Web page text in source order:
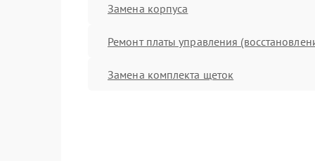
Замена корпуса
Ремонт платы управления
Замена комплекта щеток